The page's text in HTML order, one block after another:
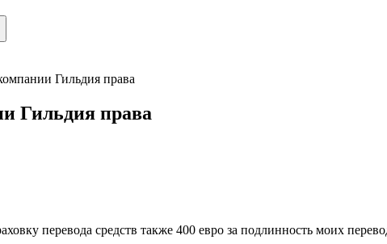
Гильдия права
Гильдия права
перевода средств также 400 евро за подлинность моих